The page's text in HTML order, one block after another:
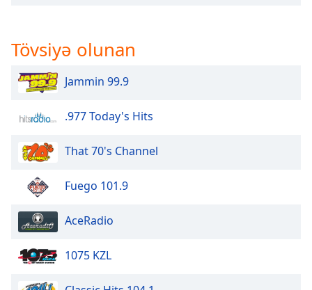
Fullscreen
This
window.
Beginning
dialog
window.
Escape
cancel
and
Tövsiyə olunan
Jammin 99.9
.977 Today's Hits
That 70's Channel
Fuego 101.9
AceRadio
1075 KZL